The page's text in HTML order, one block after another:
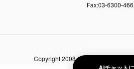
Fax:03-6300-
Copyright 2008-2026